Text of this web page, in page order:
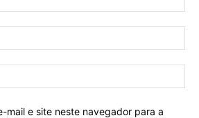
mail e site neste navegador para a